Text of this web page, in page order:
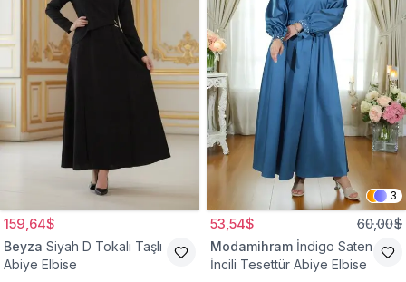
159,64$
Beyza Siyah D Tokalı Taşlı
Abiye Elbise
3
53,54$ 60,00$
Modamihram İndigo Saten
İncili Tesettür Abiye Elbise